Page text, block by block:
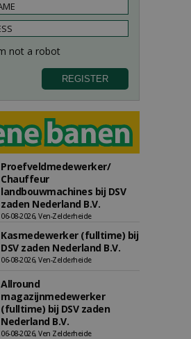
Proefveldmedewerker/
Chauffeur
landbouwmachines bij DSV
zaden Nederland B.V.
06-08-2026, Ven-Zelderheide
Kasmedewerker (fulltime) bij
DSV zaden Nederland B.V.
06-08-2026, Ven-Zelderheide
Allround
magazijnmedewerker
(fulltime) bij DSV zaden
Nederland B.V.
06-08-2026, Ven Zelderheide